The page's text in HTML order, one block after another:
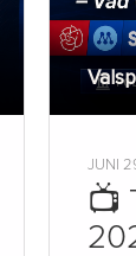
JUNI
📺